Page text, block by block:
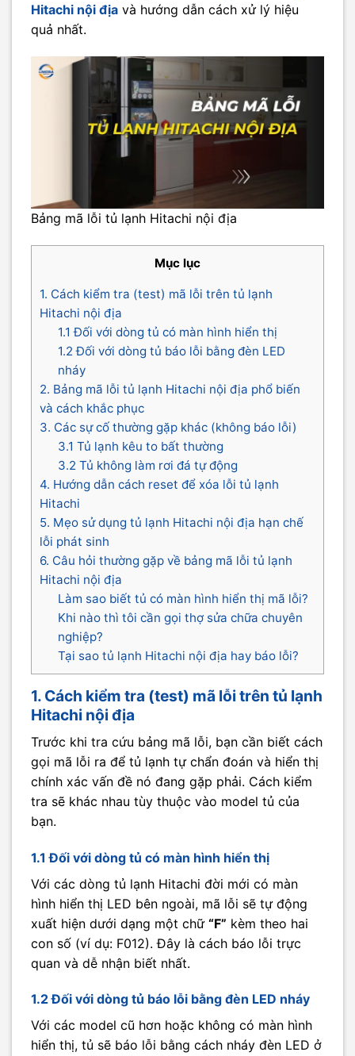
Hitachi nội địa và hướng dẫn cách xử lý hiệu
quả nhất.
Bảng mã lỗi tủ lạnh Hitachi nội địa
Mục lục
1. Cách kiểm tra (test) mã lỗi trên tủ lạnh
Hitachi nội địa
1.1 Đối với dòng tủ có màn hình hiển thị
1.2 Đối với dòng tủ báo lỗi bằng đèn LED
nháy
2. Bảng mã lỗi tủ lạnh Hitachi nội địa phổ biến
và cách khắc phục
3. Các sự cố thường gặp khác (không báo lỗi)
3.1 Tủ lạnh kêu to bất thường
3.2 Tủ không làm rơi đá tự động
4. Hướng dẫn cách reset để xóa lỗi tủ lạnh
Hitachi
5. Mẹo sử dụng tủ lạnh Hitachi nội địa hạn chế
lỗi phát sinh
6. Câu hỏi thường gặp về bảng mã lỗi tủ lạnh
Hitachi nội địa
Làm sao biết tủ có màn hình hiển thị mã lỗi?
Khi nào thì tôi cần gọi thợ sửa chữa chuyên
nghiệp?
Tại sao tủ lạnh Hitachi nội địa hay báo lỗi?
1. Cách kiểm tra (test) mã lỗi trên tủ lạnh
Hitachi nội địa
Trước khi tra cứu bảng mã lỗi, bạn cần biết cách
gọi mã lỗi ra để tủ lạnh tự chẩn đoán và hiển thị
chính xác vấn đề nó đang gặp phải. Cách kiểm
tra sẽ khác nhau tùy thuộc vào model tủ của
bạn.
1.1 Đối với dòng tủ có màn hình hiển thị
Với các dòng tủ lạnh Hitachi đời mới có màn
hình hiển thị LED bên ngoài, mã lỗi sẽ tự động
xuất hiện dưới dạng một chữ “F” kèm theo hai
con số (ví dụ: F012). Đây là cách báo lỗi trực
quan và dễ nhận biết nhất.
1.2 Đối với dòng tủ báo lỗi bằng đèn LED nháy
Với các model cũ hơn hoặc không có màn hình
hiển thị, tủ sẽ báo lỗi bằng cách nháy đèn LED ở